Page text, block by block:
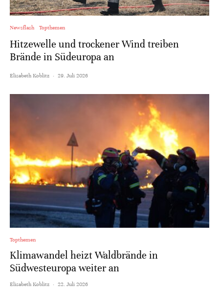
Newsflash Topthemen
Hitzewelle und trockener Wind treiben
Brände in Südeuropa an
Elisabeth Koblitz · 29. Juli 2026
Topthemen
Klimawandel heizt Waldbrände in
Südwesteuropa weiter an
Elisabeth Koblitz · 22. Juli 2026